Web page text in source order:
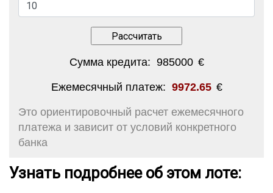
Сумма кредита: 985000 €
Ежемесячный платеж: 9972.65 €
Это ориентировочный расчет ежемесячного
платежа и зависит от условий конкретного
банка
Узнать подробнее об этом лоте: